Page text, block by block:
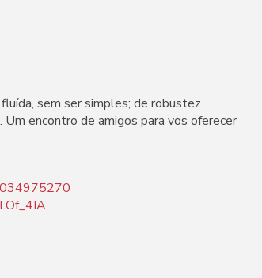
sem ser simples; de robustez
encontro de amigos para vos oferecer